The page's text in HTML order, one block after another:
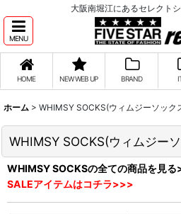
大阪南堀江にあるセレクト
MENU
HOME NEW WEB UP BRAND
ホーム > WHIMSY SOCKS(ウィムジーソック
WHIMSY SOCKS(ウィムジー
WHIMSY SOCKSの全ての商品を見
SALEアイテムはコチラ>>>